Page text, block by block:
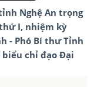
Nghệ An trọng
I, nhiệm kỳ
- Phó Bí thư Tỉnh
chỉ đạo Đại